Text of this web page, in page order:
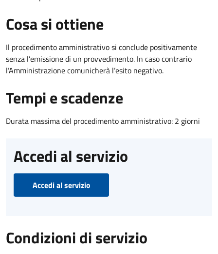
Cosa si ottiene
Il procedimento amministrativo si conclude positivamente
senza l’emissione di un provvedimento. In caso contrario
l’Amministrazione comunicherà l’esito negativo.
Tempi e scadenze
Durata massima del procedimento amministrativo: 2 giorni
Accedi al servizio
Accedi al servizio
Condizioni di servizio